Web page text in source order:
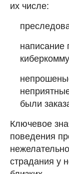
их числе:
написание
были
Ключевое
поведения
страдания у